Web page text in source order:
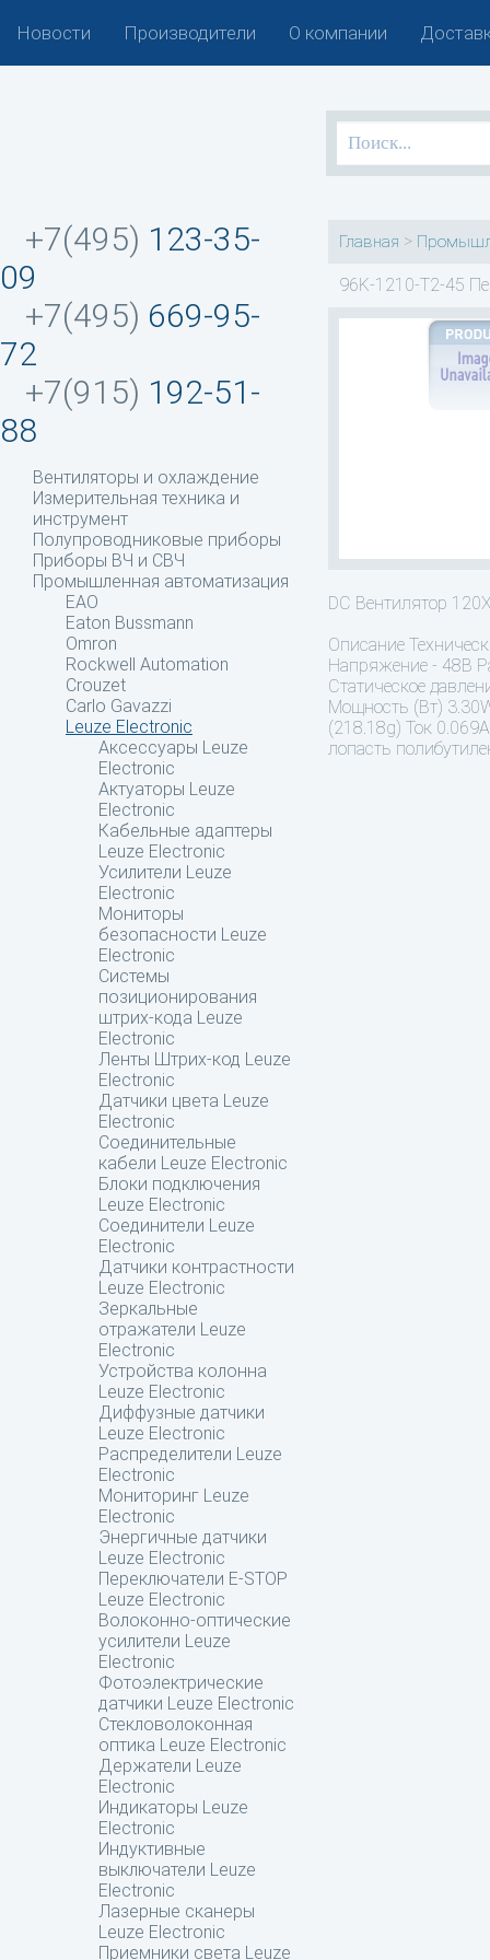
Новости Производители О компании
+7(495) 123-35-
09
+7(495) 669-95-
72
+7(915) 192-51-
88
Вентиляторы и охлаждение
Измерительная техника и
инструмент
Полупроводниковые приборы
Приборы ВЧ и СВЧ
Промышленная автоматизация
EAO
Eaton Bussmann
Omron
Rockwell Automation
Crouzet
Carlo Gavazzi
Leuze Electronic
Аксессуары Leuze
Electronic
Актуаторы Leuze
Electronic
Кабельные адаптеры
Leuze Electronic
Усилители Leuze
Electronic
Мониторы
безопасности Leuze
Electronic
Системы
позиционирования
штрих-кода Leuze
Electronic
Ленты Штрих-код Leuze
Electronic
Датчики цвета Leuze
Electronic
Соединительные
кабели Leuze Electronic
Блоки подключения
Leuze Electronic
Соединители Leuze
Electronic
Датчики контрастности
Leuze Electronic
Зеркальные
отражатели Leuze
Electronic
Устройства колонна
Leuze Electronic
Диффузные датчики
Leuze Electronic
Распределители Leuze
Electronic
Мониторинг Leuze
Electronic
Энергичные датчики
Leuze Electronic
Переключатели E-STOP
Leuze Electronic
Волоконно-оптические
усилители Leuze
Electronic
Фотоэлектрические
датчики Leuze Electronic
Стекловолоконная
оптика Leuze Electronic
Держатели Leuze
Electronic
Индикаторы Leuze
Electronic
Индуктивные
выключатели Leuze
Electronic
Лазерные сканеры
Leuze Electronic
Приемники света Leuze
Главная >
96K-1210-T2-45
DC Вентилятор
Описание
Напряжение - 48В
Статическое
Мощность (Вт)
(218.18g) Ток
лопасть